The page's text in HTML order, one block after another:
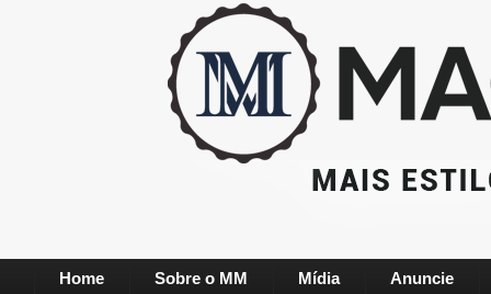
Home Sobre o MM Mídia Anuncie